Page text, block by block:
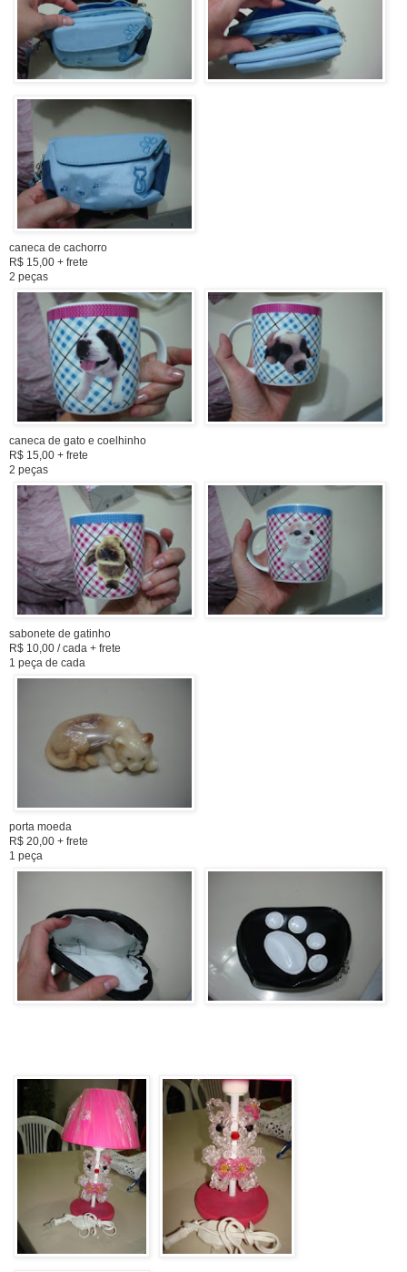
caneca de cachorro
R$ 15,00 + frete
2 peças
caneca de gato e coelhinho
R$ 15,00 + frete
2 peças
sabonete de gatinho
R$ 10,00 / cada + frete
1 peça de cada
porta moeda
R$ 20,00 + frete
1 peça